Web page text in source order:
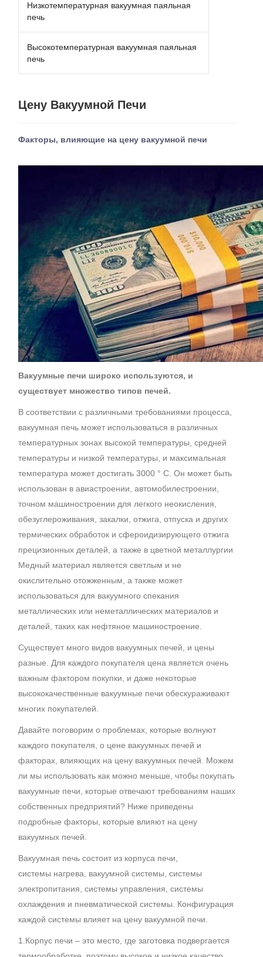
Низкотемпературная вакуумная паяльная
печь
Высокотемпературная вакуумная паяльная
печь
Цену Вакуумной Печи
Факторы, влияющие на цену вакуумной печи
Вакуумные печи широко используются, и
существует множество типов печей.
В соответствии с различными требованиями процесса,
вакуумная печь может использоваться в различных
температурных зонах высокой температуры, средней
температуры и низкой температуры, и максимальная
температура может достигать 3000 ° C. Он может быть
использован в авиастроении, автомобилестроении,
точном машиностроении для легкого неокисления,
обезуглероживания, закалки, отжига, отпуска и других
термических обработок и сфероидизирующего отжига
прецизионных деталей, а также в цветной металлургии
Медный материал является светлым и не
окислительно отожженным, а также может
использоваться для вакуумного спекания
металлических или неметаллических материалов и
деталей, таких как нефтяное машиностроение.
Существует много видов вакуумных печей, и цены
разные. Для каждого покупателя цена является очень
важным фактором покупки, и даже некоторые
высококачественные вакуумные печи обескураживают
многих покупателей.
Давайте поговорим о проблемах, которые волнуют
каждого покупателя, о цене вакуумных печей и
факторах, влияющих на цену вакуумных печей. Можем
ли мы использовать как можно меньше, чтобы покупать
вакуумные печи, которые отвечают требованиям наших
собственных предприятий? Ниже приведены
подробные факторы, которые влияют на цену
вакуумных печей.
Вакуумная печь состоит из корпуса печи,
системы нагрева, вакуумной системы, системы
электропитания, системы управления, системы
охлаждения и пневматической системы. Конфигурация
каждой системы влияет на цену вакуумной печи.
1.Корпус печи – это место, где заготовка подвергается